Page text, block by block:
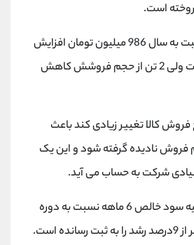
شرکت A در سال 99 نسبت به سال 986 میلیون تومان افزایش
فروش نقدی داشته است ولی 2 تن از حجم فروشش کاهش
کالا تغییر زیادی کند باعث
نادیده گرفته شود و این یک
شرکت به حساب می آید.
شرکت پارس از نظر حاشیه سود خالص 6 ماهه نسبت به دوره